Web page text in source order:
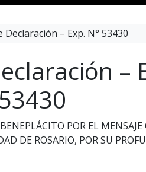
Declaración – Exp. N° 53430
–
53430
POR EL MENSAJE
DE ROSARIO, POR SU